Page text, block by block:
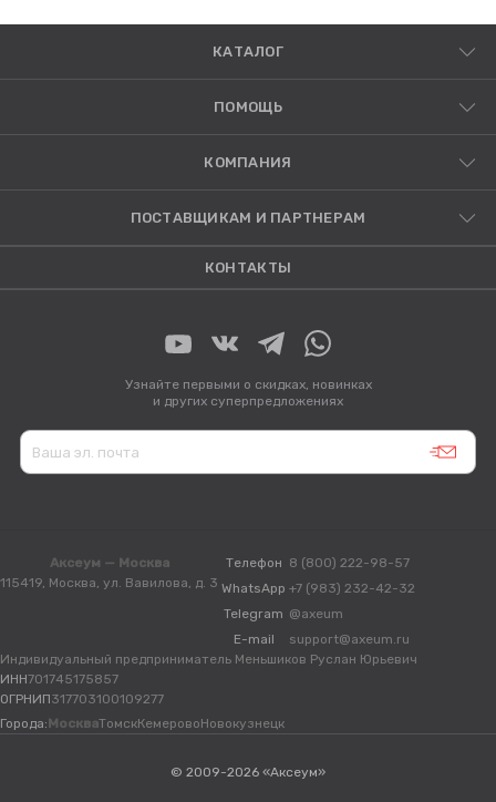
КАТАЛОГ
ПОМОЩЬ
КОМПАНИЯ
ПОСТАВЩИКАМ И ПАРТНЕРАМ
КОНТАКТЫ
Узнайте первыми о скидках, новинках
и других суперпредложениях
Аксеум — Москва
115419, Москва, ул. Вавилова, д. 3
Телефон 8 (800) 222-98-57
WhatsApp +7 (983) 232-42-32
Telegram @axeum
E-mail
support@axeum.ru
Индивидуальный предприниматель Меньшиков Руслан Юрьевич
ИНН701745175857
ОГРНИП317703100109277
Города: МоскваТомскКемеровоНовокузнецк
© 2009-2026 «Аксеум»